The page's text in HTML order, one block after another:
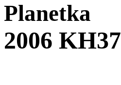
Planetka
2006 KH37